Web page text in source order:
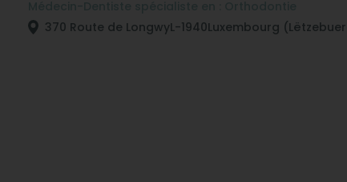
370 Route de LongwyL-1940Luxembourg